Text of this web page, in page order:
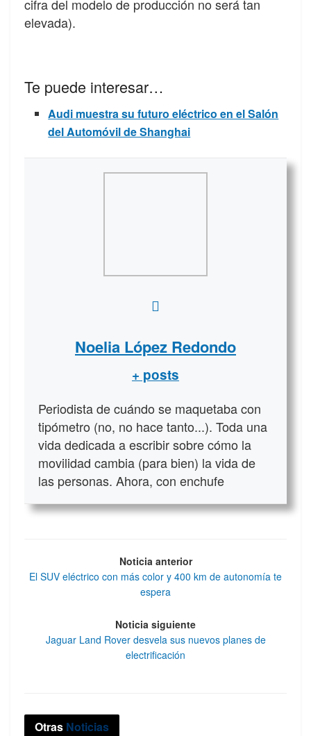
cifra del modelo de producción no será tan
elevada).
Te puede interesar…
Audi muestra su futuro eléctrico en el Salón
del Automóvil de Shanghai
Noelia López Redondo
+ posts
Periodista de cuándo se maquetaba con
tipómetro (no, no hace tanto...). Toda una
vida dedicada a escribir sobre cómo la
movilidad cambia (para bien) la vida de
las personas. Ahora, con enchufe
Noticia anterior
El SUV eléctrico con más color y 400 km de autonomía te
espera
Noticia siguiente
Jaguar Land Rover desvela sus nuevos planes de
electrificación
Otras Noticias